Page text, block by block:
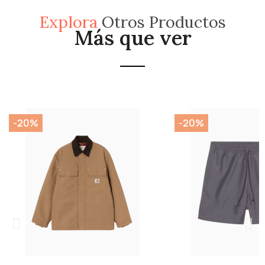
ExploraOtros Productos
Más que ver
-20% -20%